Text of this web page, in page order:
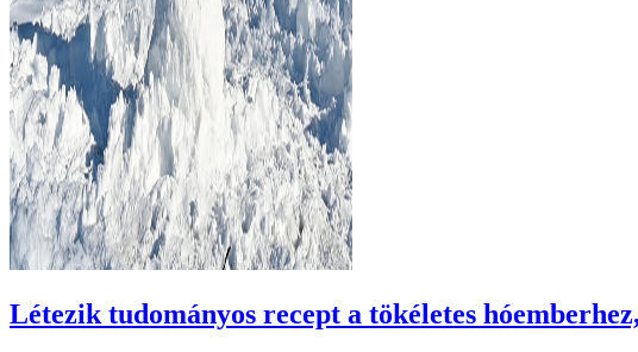
Létezik tudományos recept a tökéletes